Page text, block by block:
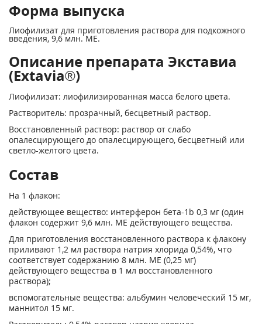
Форма выпуска
Лиофилизат для приготовления раствора для подкожного
введения, 9,6 млн. МЕ.
Описание препарата Экставиа
(Extavia®)
Лиофилизат: лиофилизированная масса белого цвета.
Растворитель: прозрачный, бесцветный раствор.
Восстановленный раствор: раствор от слабо
опалесцирующего до опалесцирующего, бесцветный или
светло-желтого цвета.
Состав
На 1 флакон:
действующее вещество: интерферон бета-1b 0,3 мг (один
флакон содержит 9,6 млн. ME действующего вещества.
Для приготовления восстановленного раствора к флакону
приливают 1,2 мл раствора натрия хлорида 0,54%, что
соответствует содержанию 8 млн. МЕ (0,25 мг)
действующего вещества в 1 мл восстановленного
раствора);
вспомогательные вещества: альбумин человеческий 15 мг,
маннитол 15 мг.